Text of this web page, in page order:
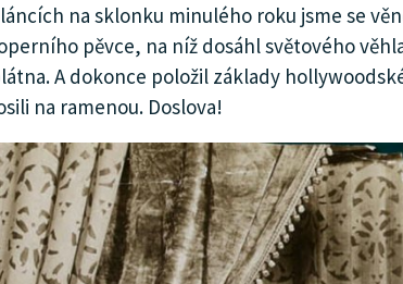
na sklonku minulého roku jsme se
pěvce, na níž dosáhl světového
A dokonce položil základy
na ramenou. Doslova!